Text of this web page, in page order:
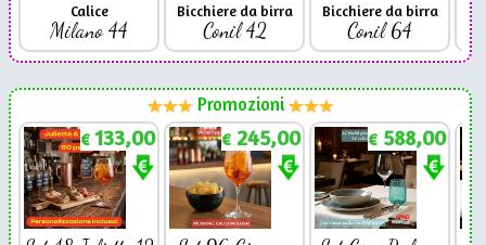
Calice
Milano 44
Bicchiere da birra
Conil 42
Bicchiere da birra
Conil 64
Promozioni
€ 133,00 € 245,00 € 588,00